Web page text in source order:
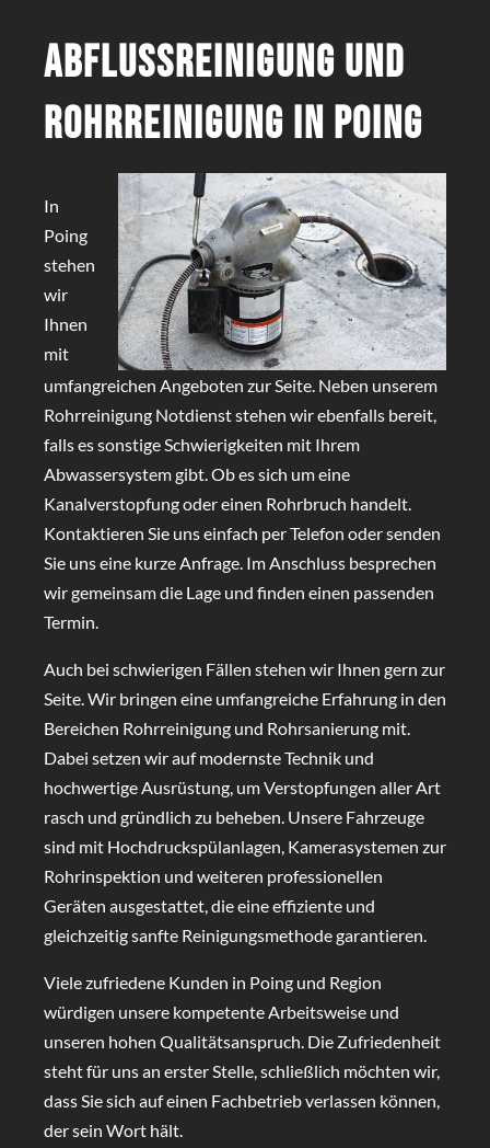
Abflussreinigung und
Rohrreinigung in Poing
In
Poing
stehen
wir
Ihnen
mit
umfangreichen Angeboten zur Seite. Neben unserem
Rohrreinigung Notdienst stehen wir ebenfalls bereit,
falls es sonstige Schwierigkeiten mit Ihrem
Abwassersystem gibt. Ob es sich um eine
Kanalverstopfung oder einen Rohrbruch handelt.
Kontaktieren Sie uns einfach per Telefon oder senden
Sie uns eine kurze Anfrage. Im Anschluss besprechen
wir gemeinsam die Lage und finden einen passenden
Termin.
Auch bei schwierigen Fällen stehen wir Ihnen gern zur
Seite. Wir bringen eine umfangreiche Erfahrung in den
Bereichen Rohrreinigung und Rohrsanierung mit.
Dabei setzen wir auf modernste Technik und
hochwertige Ausrüstung, um Verstopfungen aller Art
rasch und gründlich zu beheben. Unsere Fahrzeuge
sind mit Hochdruckspülanlagen, Kamerasystemen zur
Rohrinspektion und weiteren professionellen
Geräten ausgestattet, die eine effiziente und
gleichzeitig sanfte Reinigungsmethode garantieren.
Viele zufriedene Kunden in Poing und Region
würdigen unsere kompetente Arbeitsweise und
unseren hohen Qualitätsanspruch. Die Zufriedenheit
steht für uns an erster Stelle, schließlich möchten wir,
dass Sie sich auf einen Fachbetrieb verlassen können,
der sein Wort hält.